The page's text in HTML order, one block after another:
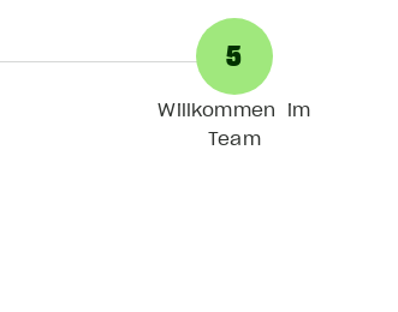
5
Willkommen im
Team